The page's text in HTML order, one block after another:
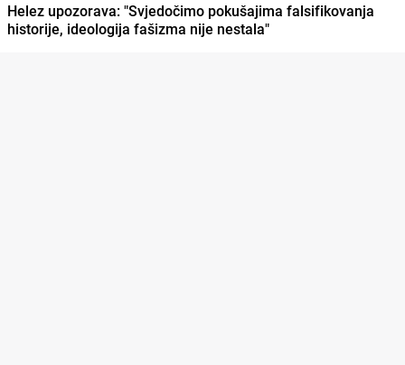
Helez upozorava: "Svjedočimo pokušajima falsifikovanja
historije, ideologija fašizma nije nestala"